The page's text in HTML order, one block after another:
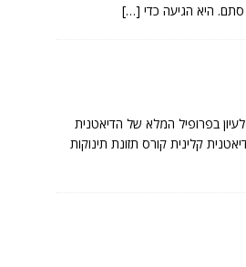
היא הגיעה כדי […]
בפרופיל המלא של הדיאטנית
קלינית קורס תזונת תינוקות